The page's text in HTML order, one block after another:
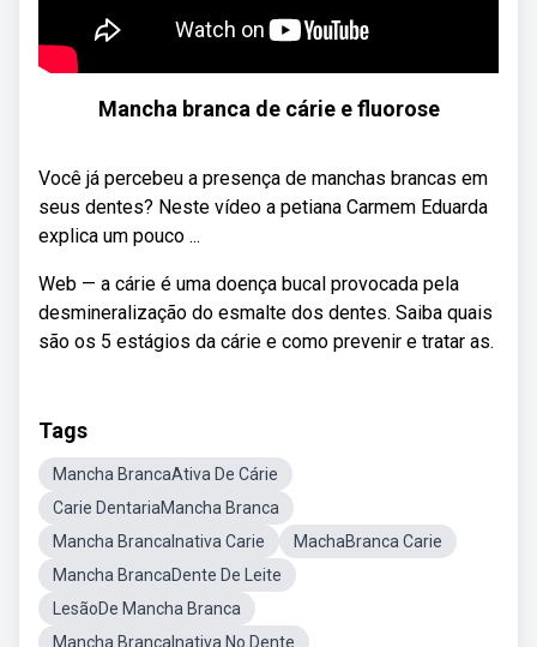
Mancha branca de cárie e fluorose
Você já percebeu a presença de manchas brancas em
seus dentes? Neste vídeo a petiana Carmem Eduarda
explica um pouco ...
Web — a cárie é uma doença bucal provocada pela
desmineralização do esmalte dos dentes. Saiba quais
são os 5 estágios da cárie e como prevenir e tratar as.
Tags
Mancha BrancaAtiva De Cárie
Carie DentariaMancha Branca
Mancha BrancaInativa Carie
MachaBranca Carie
Mancha BrancaDente De Leite
LesãoDe Mancha Branca
Mancha BrancaInativa No Dente